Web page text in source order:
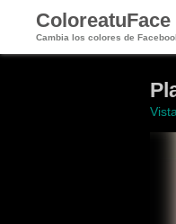
ColoreatuFace
Cambia los colores de